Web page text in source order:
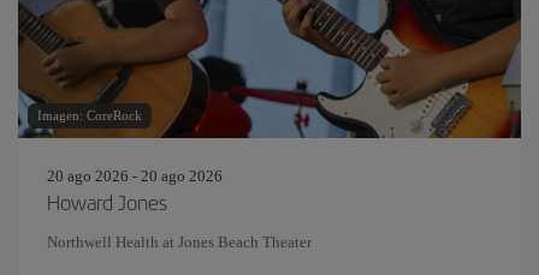
Imagen: CoreRock
20 ago 2026 - 20 ago 2026
Howard Jones
Northwell Health at Jones Beach Theater